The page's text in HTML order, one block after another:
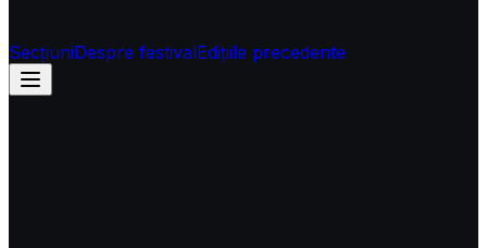
SecțiuniDespre festivalEdițiile precedente